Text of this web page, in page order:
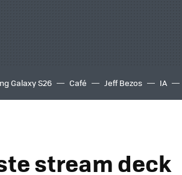
Galaxy S26 Café Jeff Bezos IA
stream deck